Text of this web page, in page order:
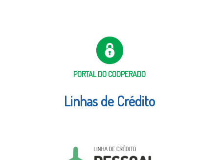
PORTAL DO COOPERADO
Linhas de Crédito